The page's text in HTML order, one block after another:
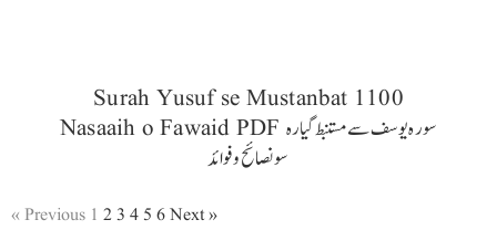
Surah Yusuf se Mustanbat 1100
Nasaaih o Fawaid PDF سورہ یوسف سے مستنبط گیارہ
سو نصائح و فوائد
« Previous 1 23 4 5 6Next »